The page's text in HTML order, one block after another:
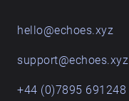
hello@echoes.xyz
support@echoes.xyz
+44 (0)7895 691248